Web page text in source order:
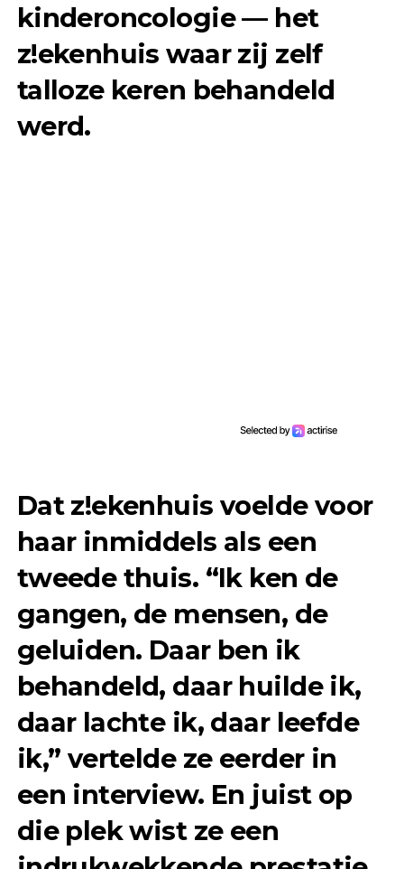
kinderoncologie — het
z!ekenhuis waar zij zelf
talloze keren behandeld
werd.
Dat z!ekenhuis voelde voor
haar inmiddels als een
tweede thuis. “Ik ken de
gangen, de mensen, de
geluiden. Daar ben ik
behandeld, daar huilde ik,
daar lachte ik, daar leefde
ik,” vertelde ze eerder in
een interview. En juist op
die plek wist ze een